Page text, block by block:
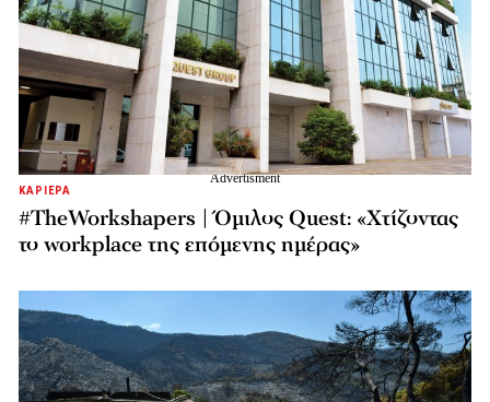
ΚΑΡΙΕΡΑ
#TheWorkshapers | Όμιλος Quest: «Χτίζοντας
το workplace της επόμενης ημέρας»